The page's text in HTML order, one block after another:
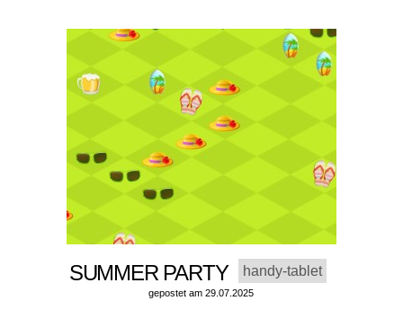
SUMMER PARTY handy-tablet
gepostet am 29.07.2025